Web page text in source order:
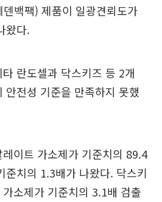
백팩) 제품이 일광견뢰도가
왔다.
란도셀과 닥스키즈 등 2개
안전성 기준을 만족하지 못했
이트 가소제가 기준치의 89.4
준치의 1.3배가 나왔다. 닥스키
소제가 기준치의 3.1배 검출